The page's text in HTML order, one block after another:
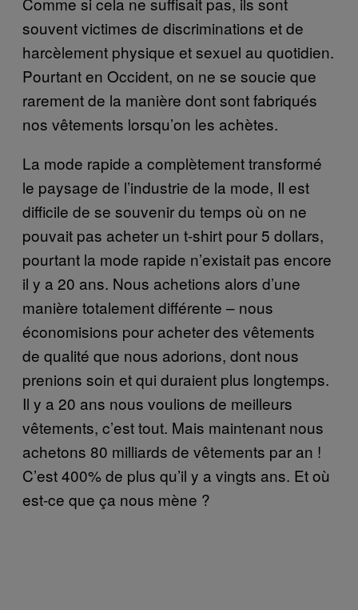
souvent victimes de discriminations et de
harcèlement physique et sexuel au quotidien.
Pourtant en Occident, on ne se soucie que
rarement de la manière dont sont fabriqués
nos vêtements lorsqu’on les achètes.
La mode rapide a complètement transformé
le paysage de l’industrie de la mode, Il est
difficile de se souvenir du temps où on ne
pouvait pas acheter un t-shirt pour 5 dollars,
pourtant la mode rapide n’existait pas encore
il y a 20 ans. Nous achetions alors d’une
manière totalement différente – nous
économisions pour acheter des vêtements
de qualité que nous adorions, dont nous
prenions soin et qui duraient plus longtemps.
Il y a 20 ans nous voulions de meilleurs
vêtements, c’est tout. Mais maintenant nous
achetons 80 milliards de vêtements par an !
C’est 400% de plus qu’il y a vingts ans. Et où
est-ce que ça nous mène ?